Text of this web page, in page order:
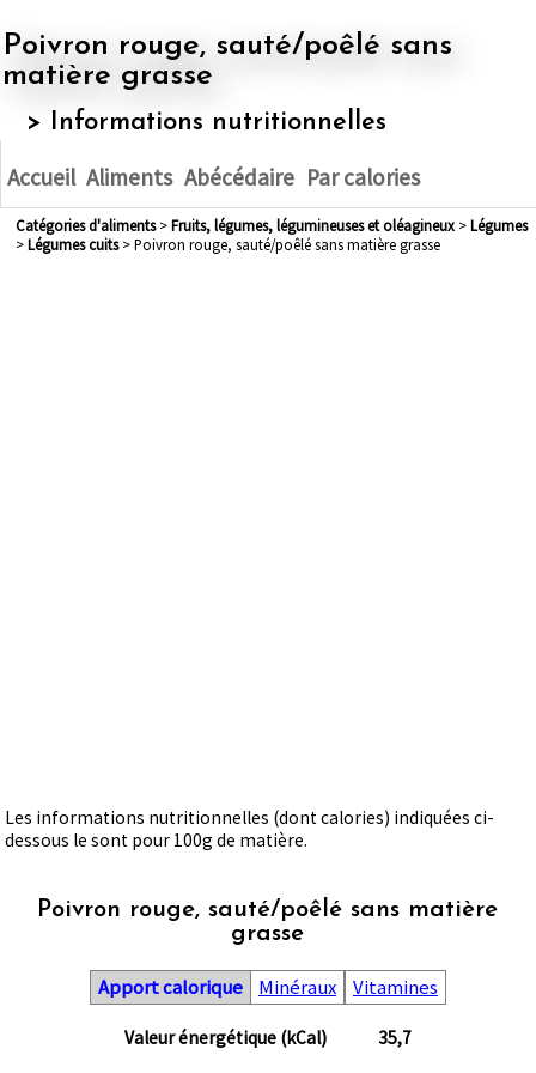
Poivron rouge, sauté/poêlé sans
matière grasse
> Informations nutritionnelles
Accueil Aliments Abécédaire Par calories
Catégories d'aliments> fruits, légumes, légumineuses et oléagineux> légumes
> légumes cuits> Poivron rouge, sauté/poêlé sans matière grasse
Les informations nutritionnelles (dont calories) indiquées ci-
dessous le sont pour 100g de matière.
Poivron rouge, sauté/poêlé sans matière
grasse
Apport calorique Minéraux Vitamines
Valeur énergétique (kCal) 35,7